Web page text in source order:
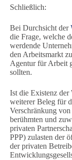
Schließlich:
Bei Durchsicht der
die Frage, welche
werdende
den Arbeitsmarkt
Agentur für Arbeit
sollten.
Ist die Existenz
weiterer Beleg für
Verschränkung
berühmten und
privaten
PPP) zulasten der
der privaten